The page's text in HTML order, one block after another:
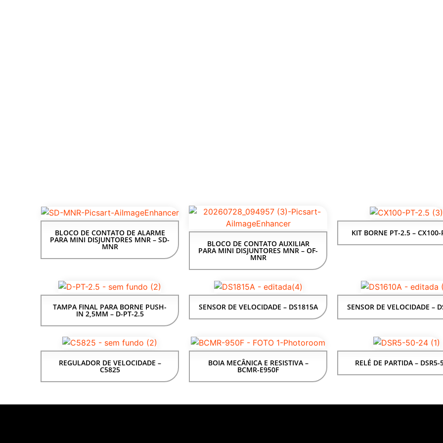
BLOCO DE CONTATO DE ALARME
PARA MINI DISJUNTORES MNR – SD-
MNR BLOCO DE CONTATO AUXILIAR
PARA MINI DISJUNTORES MNR – OF-
MNR
KIT BORNE PT-2.5 –
TAMPA FINAL PARA BORNE PUSH-
IN 2,5MM – D-PT-2.5
SENSOR DE VELOCIDADE – DS1815A SENSOR DE VELOCIDADE –
REGULADOR DE VELOCIDADE –
C5825
BOIA MECÂNICA E RESISTIVA –
BCMR-E950F
RELÉ DE PARTIDA –